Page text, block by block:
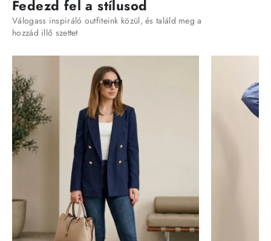
Fedezd fel a stílusod
Válogass inspiráló outfiteink közül, és találd meg a
hozzád illő szettet